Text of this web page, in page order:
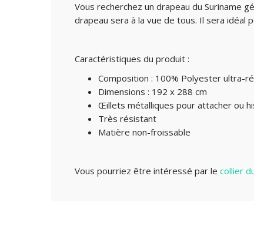
Vous recherchez un drapeau du Suriname
drapeau sera à la vue de tous. Il sera idéal
Caractéristiques du produit :
Composition : 100% Polyester ultra-
Dimensions : 192 x 288 cm
Œillets métalliques pour attacher ou
Très résistant
Matière non-froissable
Vous pourriez être intéressé par le collier